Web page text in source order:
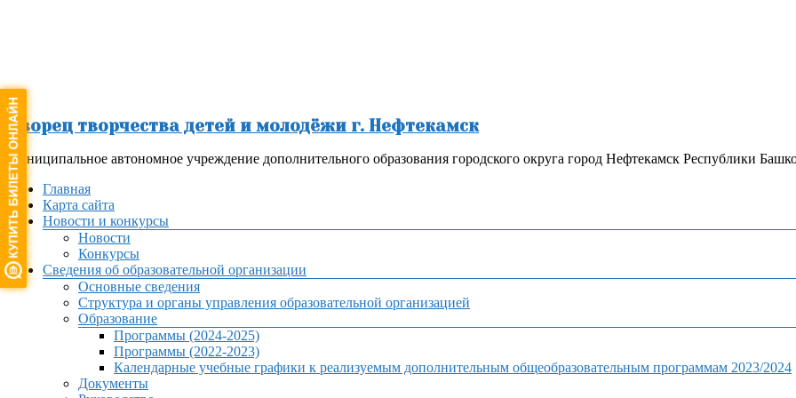
Дворец творчества детей и молодёжи г. Нефтекамск
Муниципальное автономное учреждение дополнительного образования городского округа город Нефтекамск Республики
МенюГлавная
Карта сайта
Новости и конкурсы
Новости
Конкурсы
Сведения об образовательной организации
Основные сведения
Структура и органы управления образовательной организацией
Образование
Программы (2024-2025)
Программы (2022-2023)
Календарные учебные графики к реализуемым дополнительным общеобразовательным программам 2023/2024
Документы